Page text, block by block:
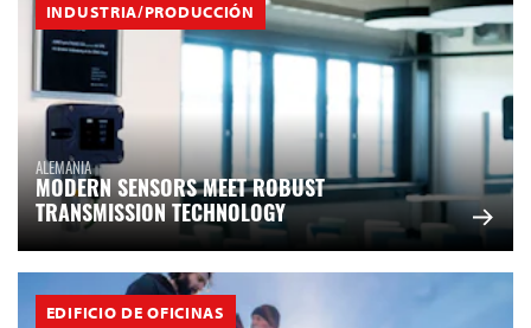
INDUSTRIA/PRODUCCIÓN
ALEMANIA
MODERN SENSORS MEET ROBUST
TRANSMISSION TECHNOLOGY
EDIFICIO DE OFICINAS